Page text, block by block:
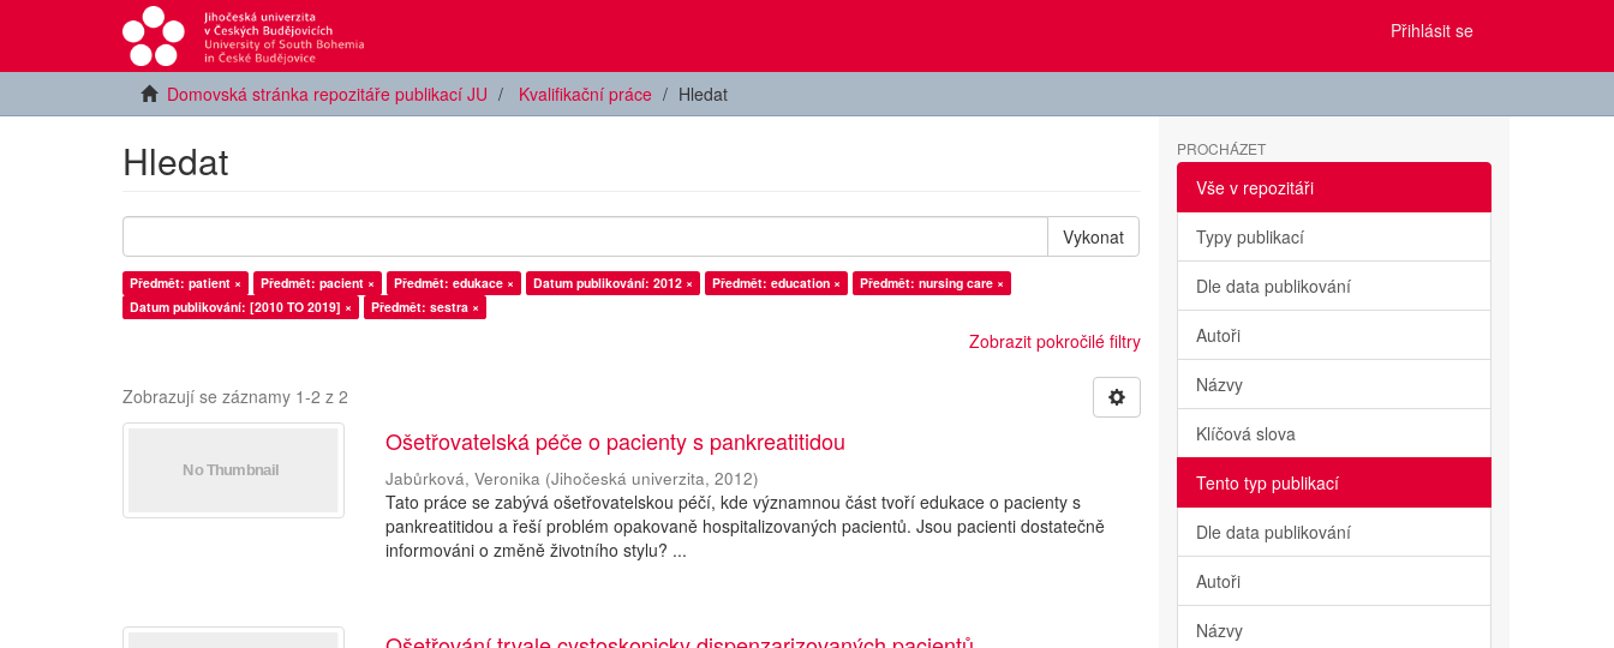
Přihlásit se
Domovská stránka repozitáře publikací JU Kvalifikační práce Hledat
Hledat
Vykonat
Předmět: patient × Předmět: pacient × Předmět: edukace × Datum publikování: 2012 × Předmět: education ×
Předmět: nursing care ×
Datum publikování: [2010 TO 2019] ×
Předmět: sestra ×
Zobrazit pokročilé filtry
Zobrazují se záznamy 1-2 z 2
Ošetřovatelská péče o pacienty s pankreatitidou
Jabůrková, Veronika (Jihočeská univerzita,2012)
Tato práce se zabývá ošetřovatelskou péčí, kde významnou část tvoří edukace o pacienty s
pankreatitidou a řeší problém opakovaně hospitalizovaných pacientů. Jsou pacienti dostatečně
informováni o změně životního stylu? ...
PROCHÁZET
Vše v repozitáři
Typy publikací
Dle data publikování
Autoři
Názvy
Klíčová slova
Tento typ publikací
Dle data publikování
Autoři
Názvy